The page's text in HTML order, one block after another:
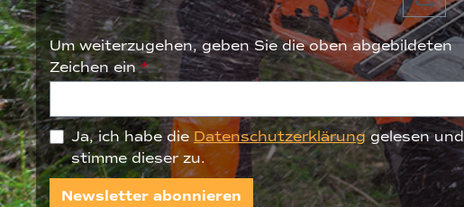
Um weiterzugehen, geben Sie die oben abgebildeten
Zeichen ein*
Ja, ich habe dieDatenschutzerklärunggelesen und
stimme dieser zu.
Newsletter abonnieren